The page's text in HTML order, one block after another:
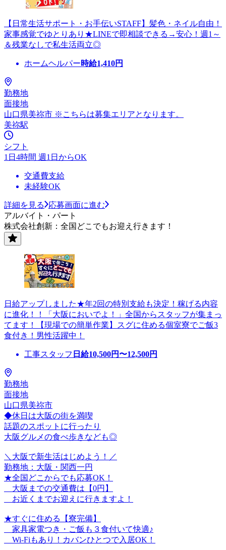
【日常生活サポート・お手伝いSTAFF】髪色・ネイル自由！
家事感覚でゆとりあり★LINEで即相談できる→安心！週1～
＆残業なしで私生活両立◎
ホームヘルパー時給1,410円
勤務地
面接地
山口県美祢市 ※こちらは募集エリアとなります。
美祢駅
シフト
1日4時間 週1日からOK
交通費支給
未経験OK
詳細を見る
応募画面に進む
アルバイト・パート
株式会社創新：全国どこでもお迎え行きます！
日給アップしました★年2回の特別支給も決定！稼げる内容
に進化！！「大阪においでよ！」全国からスタッフが集まっ
てます！【現場での簡単作業】スグに住める個室寮でご飯3
食付き！男性活躍中！
工事スタッフ 日給10,500円〜12,500円
勤務地
面接地
山口県美祢市
◆休日は大阪の街を満喫
話題のスポットに行ったり
大阪グルメの食べ歩きなども◎
＼大阪で新生活はじめよう！／
勤務地：大阪・関西一円
★全国どこからでも応募OK！
大阪までの交通費は【0円】
お近くまでお迎えに行きますよ！
★すぐに住める【寮完備】
家具家電つき・ご飯も３食付いて快適♪
Wi-Fiもあり！カバンひとつで入居OK！